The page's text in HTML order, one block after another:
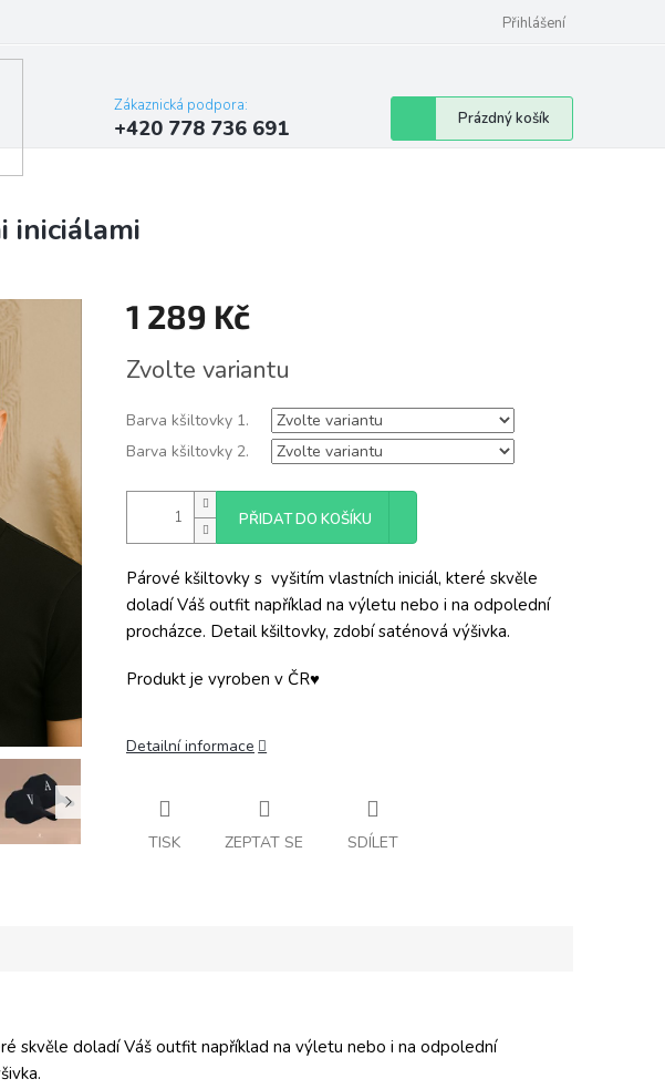
Přihlášení
Zákaznická podpora:
+420 778 736 691
Nákupní
košík
Prázdný košík
iniciálami
1 289 Kč
cena:
Zvolte variantu
Barva kšiltovky 1.
Barva kšiltovky 2.
PŘIDAT DO KOŠÍKU
Párové kšiltovky s vyšitím vlastních iniciál, které skvěle
doladí Váš outfit například na výletu nebo i na odpolední
procházce. Detail kšiltovky, zdobí saténová výšivka.
Produkt je vyroben v ČR♥
Detailní informace
TISK ZEPTAT SE SDÍLET
skvěle doladí Váš outfit například na výletu nebo i na odpolední